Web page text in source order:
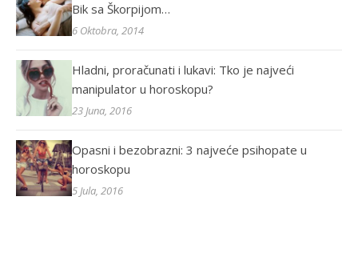
Bik sa Škorpijom…
6 Oktobra, 2014
Hladni, proračunati i lukavi: Tko je najveći
manipulator u horoskopu?
23 Juna, 2016
Opasni i bezobrazni: 3 najveće psihopate u
horoskopu
5 Jula, 2016